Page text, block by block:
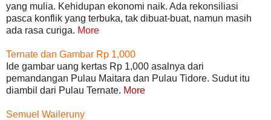
yang mulia. Kehidupan ekonomi naik. Ada rekonsiliasi
pasca konflik yang terbuka, tak dibuat-buat, namun masih
ada rasa curiga. More
Ternate dan Gambar Rp 1,000
Ide gambar uang kertas Rp 1,000 asalnya dari
pemandangan Pulau Maitara dan Pulau Tidore. Sudut itu
diambil dari Pulau Ternate. More
Semuel Waileruny